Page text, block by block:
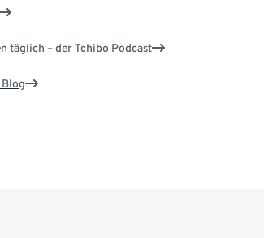
täglich – der Tchibo Podcast